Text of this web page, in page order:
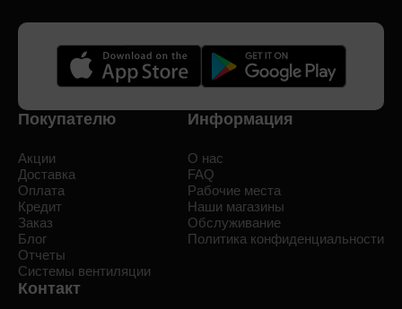
Покупателю
Акции
Доставка
Оплата
Кредит
Заказ
Блог
Отчеты
Системы вентиляции
Информация
О нас
FAQ
Рабочие места
Наши магазины
Обслуживание
Политика конфиденциальности
Контакт